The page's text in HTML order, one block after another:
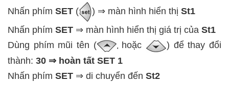
Nhấn phím SET ( ) ⇒ màn hình hiển thị St1
Nhấn phím SET ⇒ màn hình hiển thị giá trị của St1
Dùng phím mũi tên (
hoặc
) để thay đổi
thành: 30 ⇒ hoàn tất SET 1
Nhấn phím SET ⇒ di chuyển đến St2